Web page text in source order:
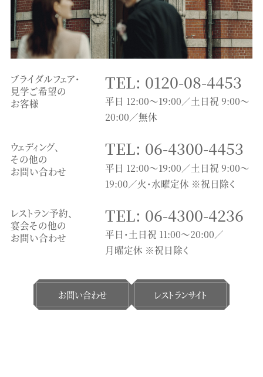
ブライダルフェア・
見学ご希望の
お客様
TEL: 0120-08-4453
平日 12:00～19:00／土日祝 9:00～
20:00／無休
ウェディング、
その他の
お問い合わせ
TEL: 06-4300-4453
平日 12:00～19:00／土日祝 9:00～
19:00／火・水曜定休 ※祝日除く
レストラン予約、
宴会その他の
お問い合わせ
TEL: 06-4300-4236
平日・土日祝 11:00〜20:00／
月曜定休 ※祝日除く
お問い合わせ レストランサイト